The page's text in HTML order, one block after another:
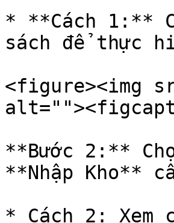
* **Cách 1:**
sách để thực
<figure><img
**Bước 2:**
**Nhập Kho**
* Cách 2: